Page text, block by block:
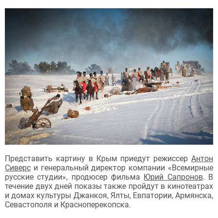
Представить картину в Крым приедут режиссер Антон
Сиверс и генеральный директор компании «Всемирные
русские студии», продюсер фильма Юрий Сапронов. В
течение двух дней показы также пройдут в кинотеатрах
и домах культуры Джанкоя, Ялты, Евпатории, Армянска,
Севастополя и Красноперекопска.